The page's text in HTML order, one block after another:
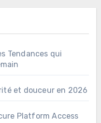
Tendances qui
et douceur en 2026
Platform Access